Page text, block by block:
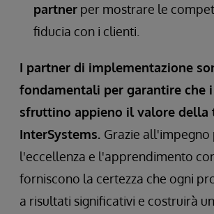
partner per mostrare le
fiducia con i clienti.
I partner di implementazione
fondamentali per garantire che
sfruttino appieno il valore della
InterSystems. Grazie all'impegno
l'eccellenza e l'apprendimento
forniscono la certezza che ogni
a risultati significativi e costruirà